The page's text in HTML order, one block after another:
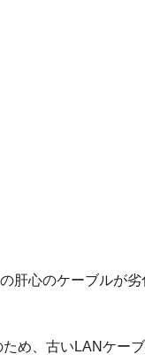
肝心のケーブルが劣
め、古いLANケー